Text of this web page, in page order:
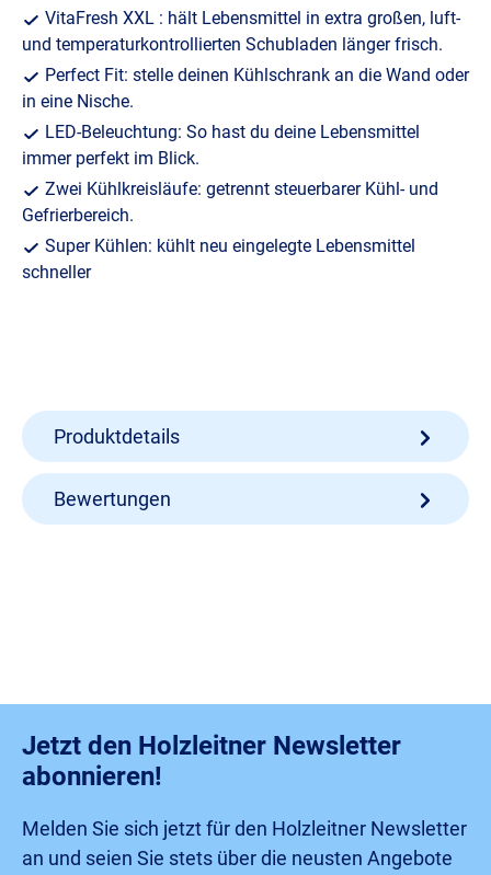
VitaFresh XXL : hält Lebensmittel in extra großen, luft-
und temperaturkontrollierten Schubladen länger frisch.
Perfect Fit: stelle deinen Kühlschrank an die Wand oder
in eine Nische.
LED-Beleuchtung: So hast du deine Lebensmittel
immer perfekt im Blick.
Zwei Kühlkreisläufe: getrennt steuerbarer Kühl- und
Gefrierbereich.
Super Kühlen: kühlt neu eingelegte Lebensmittel
schneller
Produktdetails
Bewertungen
Jetzt den Holzleitner Newsletter
abonnieren!
Melden Sie sich jetzt für den Holzleitner Newsletter
an und seien Sie stets über die neusten Angebote